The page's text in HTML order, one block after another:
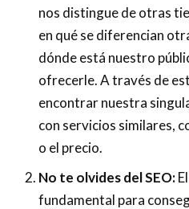
nos distingue de otras
en qué se diferencian
dónde está nuestro
ofrecerle. A través de
encontrar nuestra
con servicios similares,
o el precio.
No te olvides del SEO:
fundamental para